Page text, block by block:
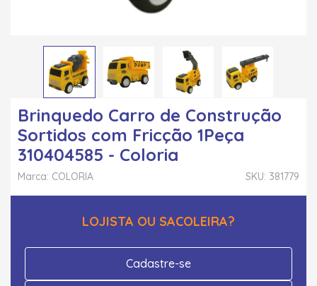
Brinquedo Carro de Construção
Sortidos com Fricção 1Peça
310404585 - Coloria
SKU: 381779
Marca: COLORIA
LOJISTA OU SACOLEIRA?
Cadastre-se